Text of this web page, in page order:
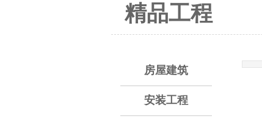
精品工程
房屋建筑
安装工程